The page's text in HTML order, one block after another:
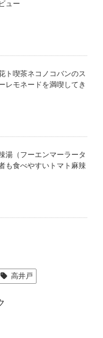
ュー
ト喫茶ネコノコバンのス
レモネードを満喫してき
湯（フーエンマーラータ
も食べやすいトマト麻辣
高井戸